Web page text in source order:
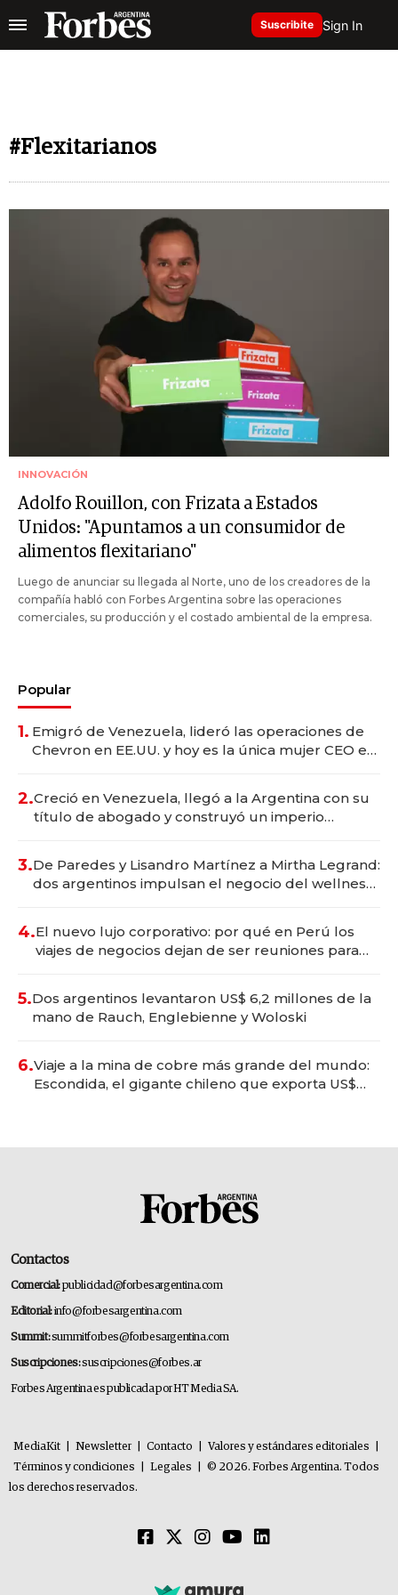
Suscribite Sign In
#Flexitarianos
INNOVACIÓN
Adolfo Rouillon, con Frizata a Estados
Unidos: "Apuntamos a un consumidor de
alimentos flexitariano"
Luego de anunciar su llegada al Norte, uno de los creadores de la
compañía habló con Forbes Argentina sobre las operaciones
comerciales, su producción y el costado ambiental de la empresa.
Popular
1. Emigró de Venezuela, lideró las operaciones de
Chevron en EE.UU. y hoy es la única mujer CEO en
2.Creció en Venezuela, llegó a la Argentina con su
título de abogado y construyó un imperio
3.De Paredes y Lisandro Martínez a Mirtha Legrand:
dos argentinos impulsan el negocio del wellness
4.El nuevo lujo corporativo: por qué en Perú los
viajes de negocios dejan de ser reuniones para
5.Dos argentinos levantaron US$ 6,2 millones de la
mano de Rauch, Englebienne y Woloski
6.Viaje a la mina de cobre más grande del mundo:
Escondida, el gigante chileno que exporta US$
Contactos
Comercial:publicidad@forbesargentina.com
Editorial:info@forbesargentina.com
Summit:summitforbes@forbesargentina.com
Suscripciones:suscripciones@forbes.ar
Forbes Argentina es publicada por HT Media SA.
MediaKit Newsletter Contacto Valores y estándares editoriales
Términos y condiciones
Legales
© 2026. Forbes Argentina. Todos
los derechos reservados.